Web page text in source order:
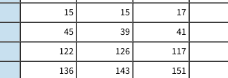
15 15 17
45 39 41
122 126 117
136 143 151